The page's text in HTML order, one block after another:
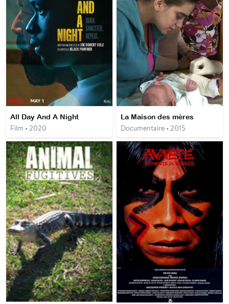
All Day And A Night
Film • 2020
La Maison des mères
Documentaire • 2015